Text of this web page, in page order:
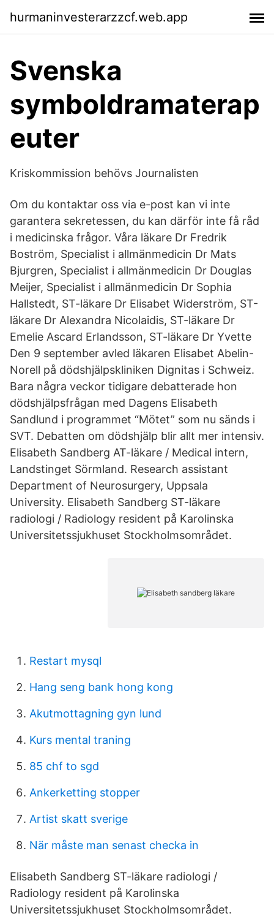
hurmaninvesterarzzcf.web.app
Svenska
symboldramaterap
euter
Kriskommission behövs Journalisten
Om du kontaktar oss via e-post kan vi inte
garantera sekretessen, du kan därför inte få råd
i medicinska frågor. Våra läkare Dr Fredrik
Boström, Specialist i allmänmedicin Dr Mats
Bjurgren, Specialist i allmänmedicin Dr Douglas
Meijer, Specialist i allmänmedicin Dr Sophia
Hallstedt, ST-läkare Dr Elisabet Widerström, ST-
läkare Dr Alexandra Nicolaidis, ST-läkare Dr
Emelie Ascard Erlandsson, ST-läkare Dr Yvette
Den 9 september avled läkaren Elisabet Abelin-
Norell på dödshjälpskliniken Dignitas i Schweiz.
Bara några veckor tidigare debatterade hon
dödshjälpsfrågan med Dagens Elisabeth
Sandlund i programmet “Mötet” som nu sänds i
SVT. Debatten om dödshjälp blir allt mer intensiv.
Elisabeth Sandberg AT-läkare / Medical intern,
Landstinget Sörmland. Research assistant
Department of Neurosurgery, Uppsala
University. Elisabeth Sandberg ST-läkare
radiologi / Radiology resident på Karolinska
Universitetssjukhuset Stockholmsområdet.
Restart mysql
Hang seng bank hong kong
Akutmottagning gyn lund
Kurs mental traning
85 chf to sgd
Ankerketting stopper
Artist skatt sverige
När måste man senast checka in
Elisabeth Sandberg ST-läkare radiologi /
Radiology resident på Karolinska
Universitetssjukhuset Stockholmsområdet.